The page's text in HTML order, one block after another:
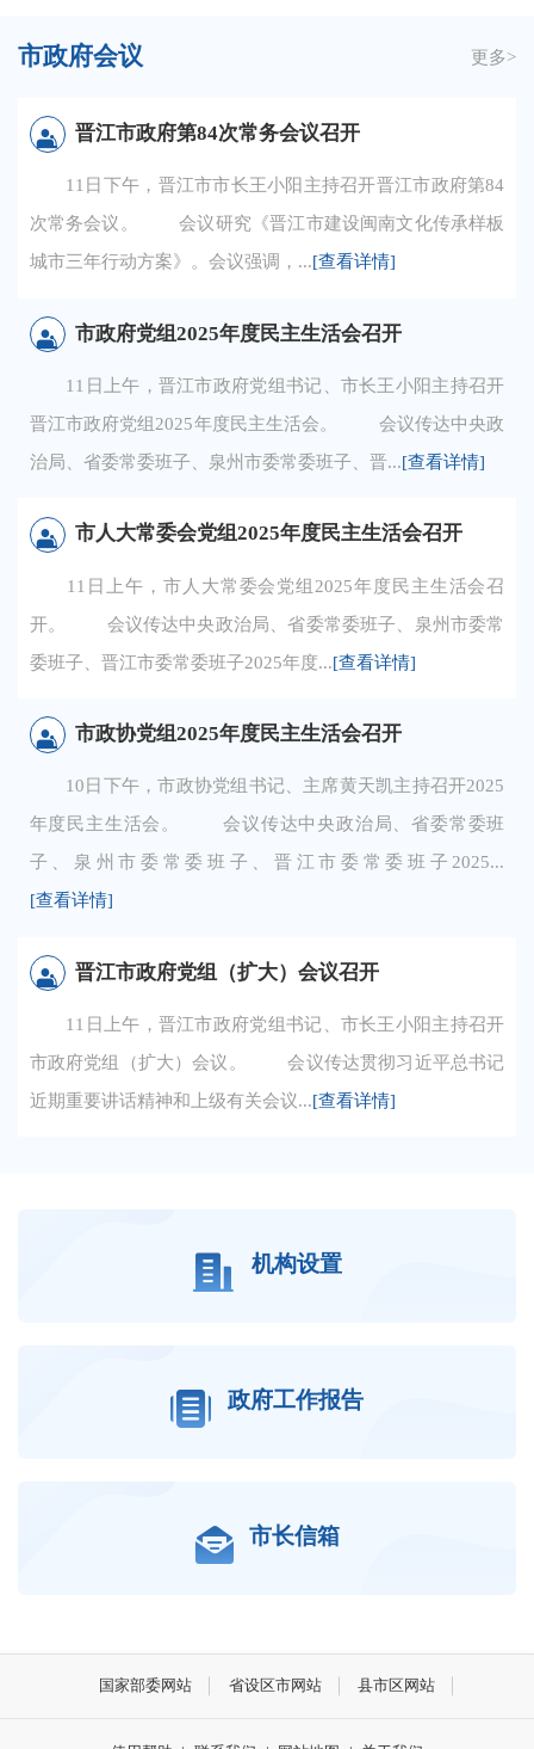
市政府会议 更多>
晋江市政府第84次常务会议召开
11日下午，晋江市市长王小阳主持召开晋江市政府第84
次常务会议。 会议研究《晋江市建设闽南文化传承样板
城市三年行动方案》。会议强调，...[查看详情]
市政府党组2025年度民主生活会召开
11日上午，晋江市政府党组书记、市长王小阳主持召开
晋江市政府党组2025年度民主生活会。 会议传达中央政
治局、省委常委班子、泉州市委常委班子、晋...[查看详情]
市人大常委会党组2025年度民主生活会召开
11日上午，市人大常委会党组2025年度民主生活会召
开。 会议传达中央政治局、省委常委班子、泉州市委常
委班子、晋江市委常委班子2025年度...[查看详情]
市政协党组2025年度民主生活会召开
10日下午，市政协党组书记、主席黄天凯主持召开2025
年度民主生活会。 会议传达中央政治局、省委常委班
子、泉州市委常委班子、晋江市委常委班子2025...
[查看详情]
晋江市政府党组（扩大）会议召开
11日上午，晋江市政府党组书记、市长王小阳主持召开
市政府党组（扩大）会议。 会议传达贯彻习近平总书记
近期重要讲话精神和上级有关会议...[查看详情]
机构设置
政府工作报告
市长信箱
国家部委网站 省设区市网站 县市区网站